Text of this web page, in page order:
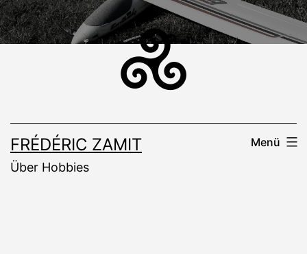
Zum
Inhalt
FRÉDÉRIC ZAMIT
Über Hobbies
Menü